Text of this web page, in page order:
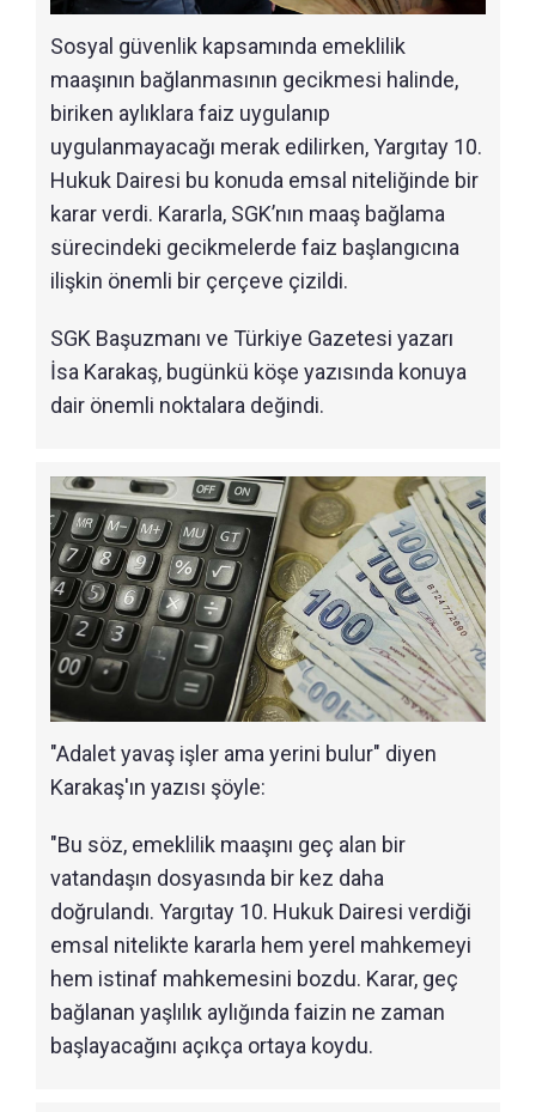
Sosyal güvenlik kapsamında emeklilik
maaşının bağlanmasının gecikmesi halinde,
biriken aylıklara faiz uygulanıp
uygulanmayacağı merak edilirken, Yargıtay 10.
Hukuk Dairesi bu konuda emsal niteliğinde bir
karar verdi. Kararla, SGK’nın maaş bağlama
sürecindeki gecikmelerde faiz başlangıcına
ilişkin önemli bir çerçeve çizildi.
SGK Başuzmanı ve Türkiye Gazetesi yazarı
İsa Karakaş, bugünkü köşe yazısında konuya
dair önemli noktalara değindi.
"Adalet yavaş işler ama yerini bulur" diyen
Karakaş'ın yazısı şöyle:
"Bu söz, emeklilik maaşını geç alan bir
vatandaşın dosyasında bir kez daha
doğrulandı. Yargıtay 10. Hukuk Dairesi verdiği
emsal nitelikte kararla hem yerel mahkemeyi
hem istinaf mahkemesini bozdu. Karar, geç
bağlanan yaşlılık aylığında faizin ne zaman
başlayacağını açıkça ortaya koydu.